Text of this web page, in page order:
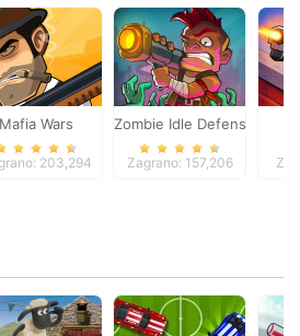
Mafia Wars
203,294
Zombie Idle Defense
Zagrano: 157,206